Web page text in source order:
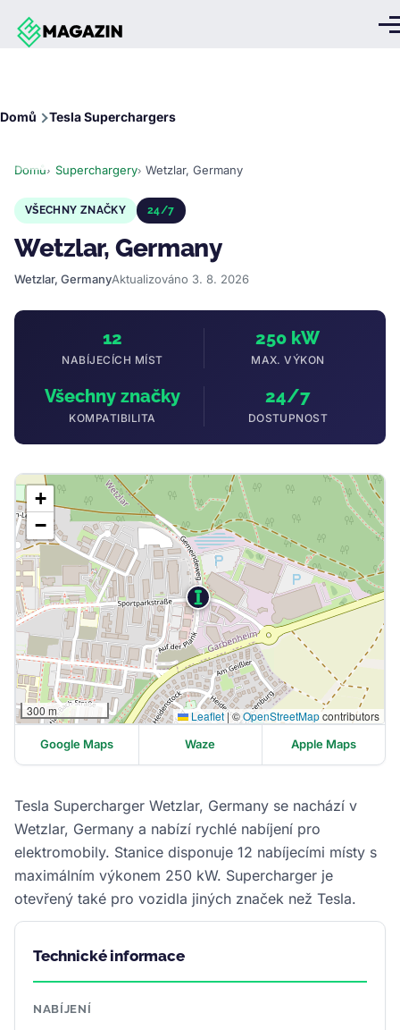
Přejít k hlavnímu obsahu
Domů Tesla Superchargers
Domů Superchargery Wetzlar, Germany
VŠECHNY ZNAČKY 24/7
Wetzlar, Germany
Wetzlar, GermanyAktualizováno 3. 8. 2026
12
NABÍJECÍCH MÍST
250 kW
MAX. VÝKON
Všechny značky
KOMPATIBILITA
24/7
DOSTUPNOST
Tesla Supercharger Wetzlar, Germany se nachází v
Wetzlar, Germany a nabízí rychlé nabíjení pro
elektromobily. Stanice disponuje 12 nabíjecími místy s
maximálním výkonem 250 kW. Supercharger je
otevřený také pro vozidla jiných značek než Tesla.
Technické informace
NABÍJENÍ
+
−
300 m Leaflet|©OpenStreetMapcontributors
Google Maps Waze Apple Maps